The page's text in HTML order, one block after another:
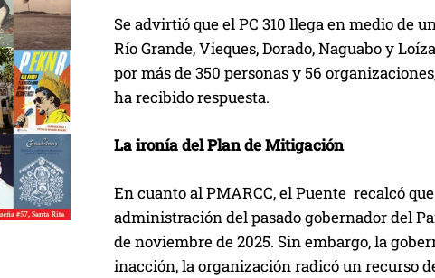
Se advirtió que el PC 310 llega en medio de
Río Grande, Vieques, Dorado, Naguabo y
por más de 350 personas y 56
ha recibido respuesta.
La ironía del Plan de Mitigación
En cuanto al PMARCC, el Puente recalcó
administración del pasado gobernador del
de noviembre de 2025. Sin embargo, la
inacción, la organización radicó un recurso